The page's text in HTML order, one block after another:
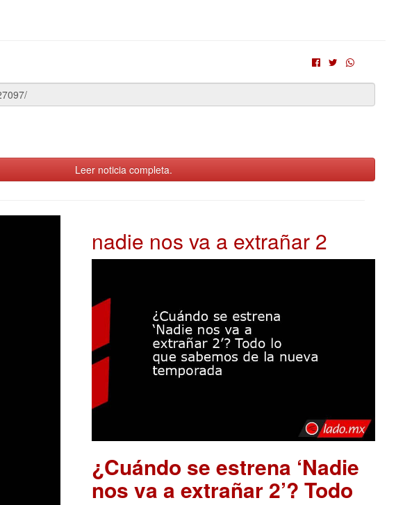
Leer noticia completa.
nadie nos va a extrañar 2
¿Cuándo se estrena ‘Nadie
nos va a extrañar 2’? Todo